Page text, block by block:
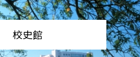
校史館